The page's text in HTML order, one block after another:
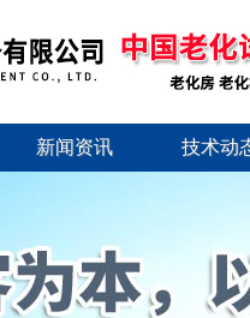
新闻资讯 技术动